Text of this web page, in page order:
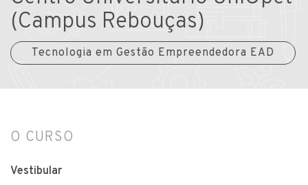
(Campus Rebouças)
Tecnologia em Gestão Empreendedora EAD
O CURSO
Vestibular